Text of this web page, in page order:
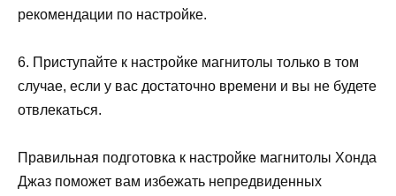
рекомендации по настройке.
6. Приступайте к настройке магнитолы только в том
случае, если у вас достаточно времени и вы не будете
отвлекаться.
Правильная подготовка к настройке магнитолы Хонда
Джаз поможет вам избежать непредвиденных